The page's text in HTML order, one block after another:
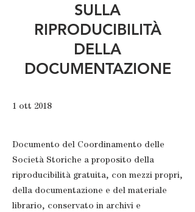
SULLA
RIPRODUCIBILITÀ
DELLA
DOCUMENTAZIONE
1 ott 2018
Documento del Coordinamento delle
Società Storiche a proposito della
riproducibilità gratuita, con mezzi propri,
della documentazione e del materiale
librario, conservato in archivi e